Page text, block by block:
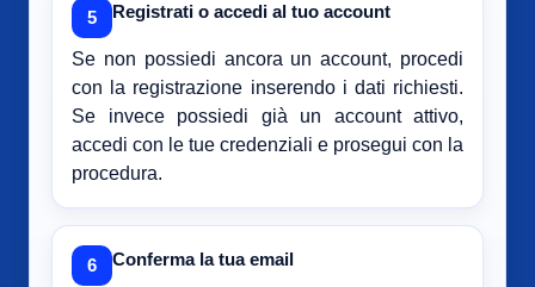
5 Registrati o accedi al tuo account
Se non possiedi ancora un account, procedi
con la registrazione inserendo i dati richiesti.
Se invece possiedi già un account attivo,
accedi con le tue credenziali e prosegui con la
procedura.
6 Conferma la tua email